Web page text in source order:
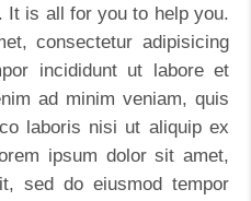
It is all for you to help you.
consectetur adipisicing
incididunt ut labore et
ad minim veniam, quis
laboris nisi ut aliquip ex
ipsum dolor sit amet,
sed do eiusmod tempor